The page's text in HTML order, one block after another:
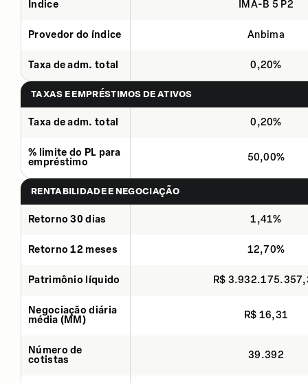
Índice IMA-B 5 P2
Provedor do índice Anbima
Taxa de adm. total 0,20%
TAXAS E EMPRÉSTIMOS DE ATIVOS
Taxa de adm. total 0,20%
% limite do PL para
empréstimo
50,00%
RENTABILIDADE E NEGOCIAÇÃO
Retorno 30 dias 1,41%
Retorno 12 meses 12,70%
Patrimônio líquido R$
Negociação diária
média (MM)
R$ 16,31
Número de
cotistas
39.392